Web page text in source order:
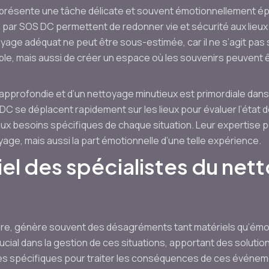
une tâche délicate et souvent émotionnellement
SOS DC permettent de redonner vie et sécurité aux
adéquat ne peut être sous-estimée, car il ne s’agit
mais aussi de créer un espace où les souvenirs
et d’un nettoyage minutieux est primordiale
se déplacent rapidement sur les lieux pour évaluer l’état
besoins spécifiques de chaque situation. Leur expertise
mais aussi la part émotionnelle d’une telle expérience.
des spécialistes du
génère souvent des désagréments tant matériels
dans la gestion de ces situations, apportant des
spécifiques pour traiter les conséquences de ces